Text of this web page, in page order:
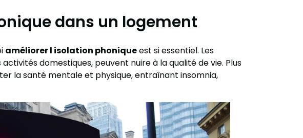
dans un logement
améliorer l isolation phoniqueest si essentiel. Les
domestiques, peuvent nuire à la qualité de vie. Plus
la santé mentale et physique, entraînant insomnia,